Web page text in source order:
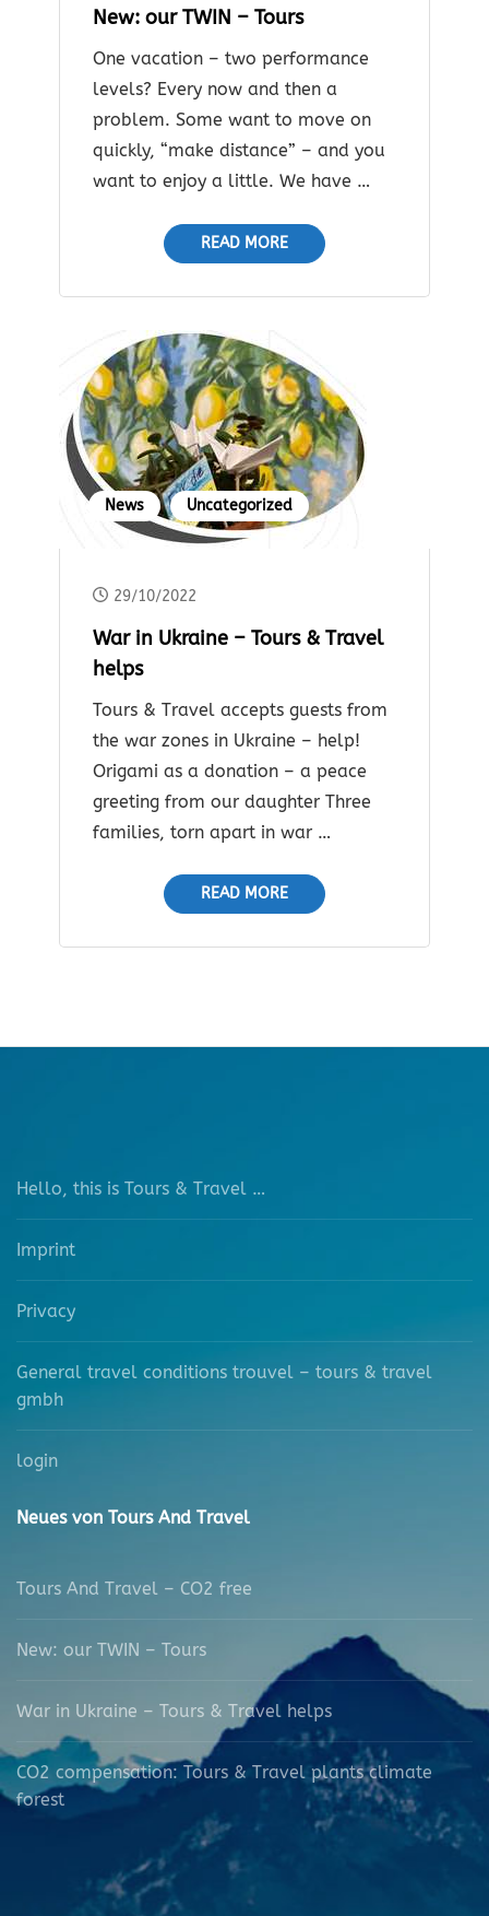
New: our TWIN – Tours
One vacation – two performance
levels? Every now and then a
problem. Some want to move on
quickly, “make distance” – and you
want to enjoy a little. We have …
READ MORE
News Uncategorized
29/10/2022
War in Ukraine – Tours & Travel
helps
Tours & Travel accepts guests from
the war zones in Ukraine – help!
Origami as a donation – a peace
greeting from our daughter Three
families, torn apart in war …
READ MORE
Hello, this is Tours & Travel …
Imprint
Privacy
General travel conditions trouvel – tours & travel
gmbh
login
Neues von Tours And Travel
Tours And Travel – CO2 free
New: our TWIN – Tours
War in Ukraine – Tours & Travel helps
CO2 compensation: Tours & Travel plants climate
forest